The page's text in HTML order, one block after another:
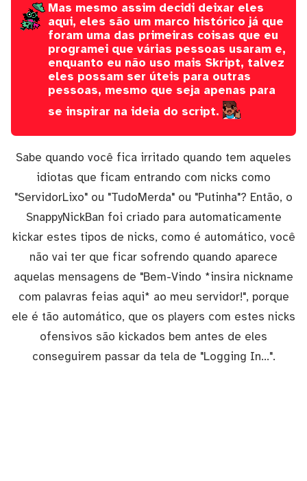
Mas mesmo assim decidi deixar eles
aqui, eles são um marco histórico já que
foram uma das primeiras coisas que eu
programei que várias pessoas usaram e,
enquanto eu não uso mais Skript, talvez
eles possam ser úteis para outras
pessoas, mesmo que seja apenas para
se inspirar na ideia do script.
Sabe quando você fica irritado quando tem aqueles
idiotas que ficam entrando com nicks como
"ServidorLixo" ou "TudoMerda" ou "Putinha"? Então, o
SnappyNickBan foi criado para automaticamente
kickar estes tipos de nicks, como é automático, você
não vai ter que ficar sofrendo quando aparece
aquelas mensagens de "Bem-Vindo *insira nickname
com palavras feias aqui* ao meu servidor!", porque
ele é tão automático, que os players com estes nicks
ofensivos são kickados bem antes de eles
conseguirem passar da tela de "Logging In...".